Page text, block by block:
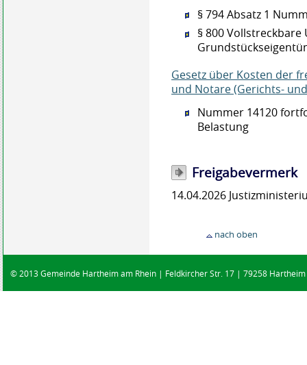
§ 794 Absatz 1
§ 800
Gesetz über Kosten der
und Notare (Gerichts-
Nummer 14120
Belastung
Freigabevermerk
14.04.2026
nach oben
© 2013 Gemeinde Hartheim am Rhein | Feldkircher Str. 17 | 79258